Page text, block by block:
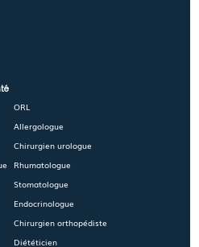
ORL
Allergologue
Chirurgien urologue
Rhumatologue
Stomatologue
Endocrinologue
Chirurgien orthopédiste
Diététicien